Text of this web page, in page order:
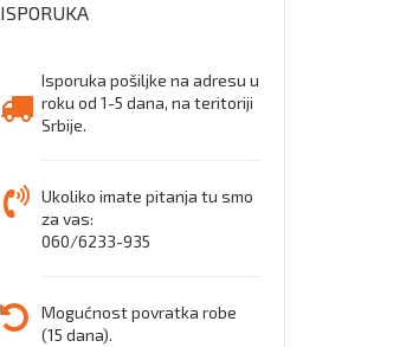
ISPORUKA
Isporuka pošiljke na adresu u
roku od 1-5 dana, na teritoriji
Srbije.
Ukoliko imate pitanja tu smo
za vas:
060/6233-935
Mogućnost povratka robe
(15 dana).